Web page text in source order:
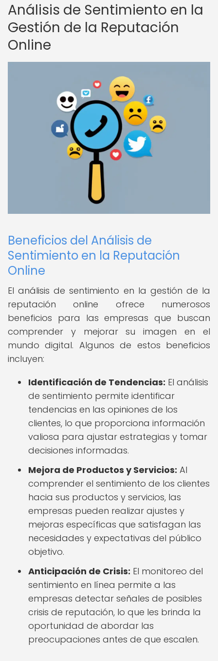
Análisis de Sentimiento en la
Gestión de la Reputación
Online
Beneficios del Análisis de
Sentimiento en la Reputación
Online
El análisis de sentimiento en la gestión de la
reputación online ofrece numerosos
beneficios para las empresas que buscan
comprender y mejorar su imagen en el
mundo digital. Algunos de estos beneficios
incluyen:
Identificación de Tendencias: El análisis
de sentimiento permite identificar
tendencias en las opiniones de los
clientes, lo que proporciona información
valiosa para ajustar estrategias y tomar
decisiones informadas.
Mejora de Productos y Servicios: Al
comprender el sentimiento de los clientes
hacia sus productos y servicios, las
empresas pueden realizar ajustes y
mejoras específicas que satisfagan las
necesidades y expectativas del público
objetivo.
Anticipación de Crisis: El monitoreo del
sentimiento en línea permite a las
empresas detectar señales de posibles
crisis de reputación, lo que les brinda la
oportunidad de abordar las
preocupaciones antes de que escalen.